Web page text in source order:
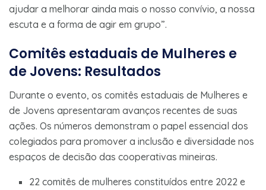
ajudar a melhorar ainda mais o nosso convívio, a nossa
escuta e a forma de agir em grupo”.
Comitês estaduais de Mulheres e
de Jovens: Resultados
Durante o evento, os comitês estaduais de Mulheres e
de Jovens apresentaram avanços recentes de suas
ações. Os números demonstram o papel essencial dos
colegiados para promover a inclusão e diversidade nos
espaços de decisão das cooperativas mineiras.
22 comitês de mulheres constituídos entre 2022 e